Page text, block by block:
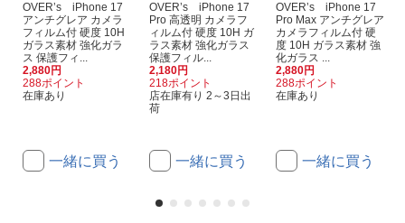
OVER’s iPhone 17
アンチグレア カメラ
フィルム付 硬度 10H
ガラス素材 強化ガラ
ス 保護フィ...
2,880円
288ポイント
在庫あり
一緒に買う
OVER’s iPhone 17
Pro 高透明 カメラフ
ィルム付 硬度 10H ガ
ラス素材 強化ガラス
保護フィル...
2,180円
218ポイント
店在庫有り 2～3日出
荷
一緒に買う
OVER’s iPhone 17
Pro Max アンチグレア
カメラフィルム付 硬
度 10H ガラス素材 強
化ガラス ...
2,880円
288ポイント
在庫あり
一緒に買う